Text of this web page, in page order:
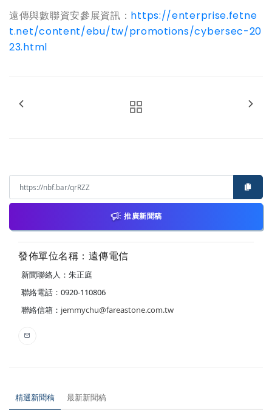
遠傳與數聯資安參展資訊： https://enterprise.fetne
t.net/content/ebu/tw/promotions/cybersec-20
23.html
推廣新聞稿
發佈單位名稱：遠傳電信
新聞聯絡人：朱正庭
聯絡電話：0920-110806
聯絡信箱： jemmychu@fareastone.com.tw
精選新聞稿 最新新聞稿